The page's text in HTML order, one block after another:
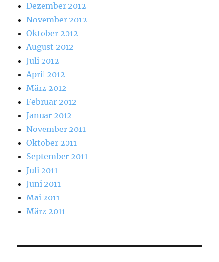
Dezember 2012
November 2012
Oktober 2012
August 2012
Juli 2012
April 2012
März 2012
Februar 2012
Januar 2012
November 2011
Oktober 2011
September 2011
Juli 2011
Juni 2011
Mai 2011
März 2011